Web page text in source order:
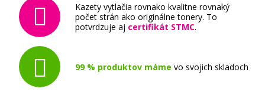
Kazety vytlačia rovnako kvalitne rovnaký
počet strán ako originálne tonery. To
potvrdzuje aj certifikát STMC.
99 % produktov máme vo svojich skladoch